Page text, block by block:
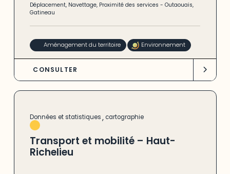
Déplacement, Navettage, Proximité des services -Outaouais,
Gatineau
Aménagement du territoire Environnement
CONSULTER
Données et statistiques, cartographie
Transport et mobilité – Haut-
Richelieu